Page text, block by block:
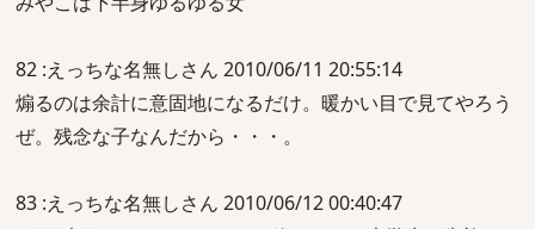
82 :えっちな名無しさん 2010/06/11 20:55:14
煽るのは余計に意固地になるだけ。暖かい目で見てやろう
ぜ。残念な子なんだから・・・。
83 :えっちな名無しさん 2010/06/12 00:40:47